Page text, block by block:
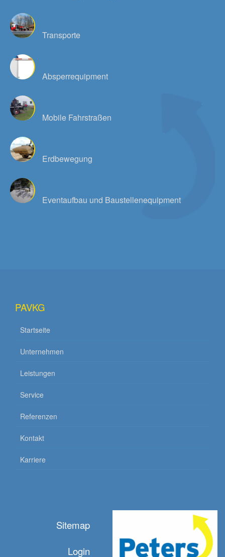
Transporte
Absperrequipment
Mobile Fahrstraßen
Erdbewegung
Eventaufbau und Baustellenequipment
PAVKG
Startseite
Unternehmen
Leistungen
Service
Referenzen
Kontakt
Karriere
Sitemap
Login